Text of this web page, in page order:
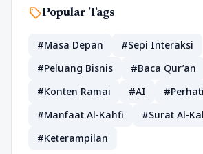
sellPopular Tags
#Masa Depan
#Sepi Interaksi
#Peluang Bisnis
#Baca Qur’an
#Konten Ramai
#AI
#Manfaat Al-Kahfi
#Surat Al-
#Keterampilan